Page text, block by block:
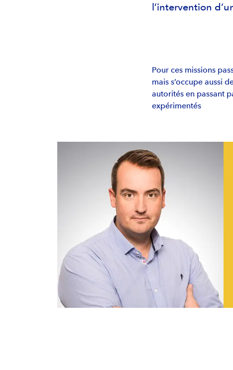
l’intervention
Pour ces missions
mais s’occupe aussi
autorités en passant
expérimentés